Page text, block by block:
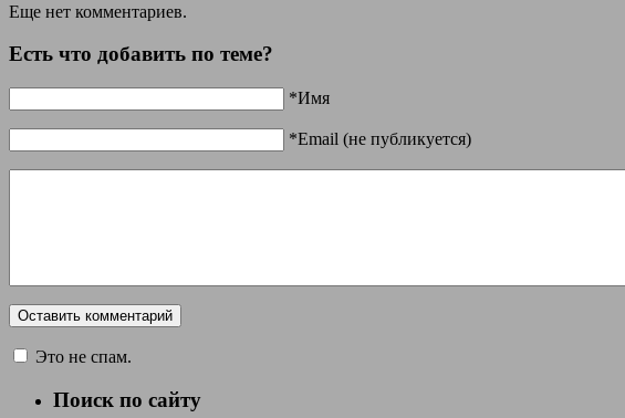
Еще нет комментариев.
Есть что добавить по теме?
*Имя
*Email (не публикуется)
Это не спам.
Поиск по сайту